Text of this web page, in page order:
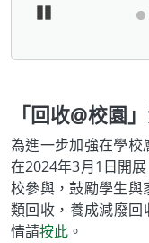
Pause Carousel
「回收@校園
為進一步加強在學校
在2024年3月1日開
校參與，鼓勵學生與
類回收，養成減廢回
情請按此 。